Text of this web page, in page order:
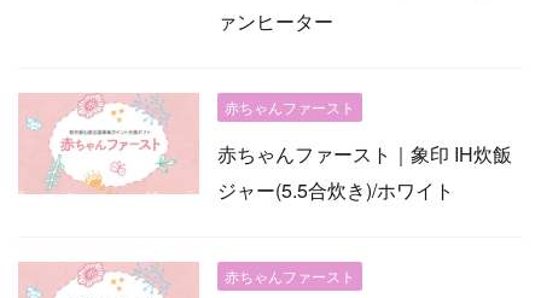
ァンヒーター
赤ちゃんファースト
赤ちゃんファースト｜象印 IH炊飯
ジャー(5.5合炊き)/ホワイト
赤ちゃんファースト